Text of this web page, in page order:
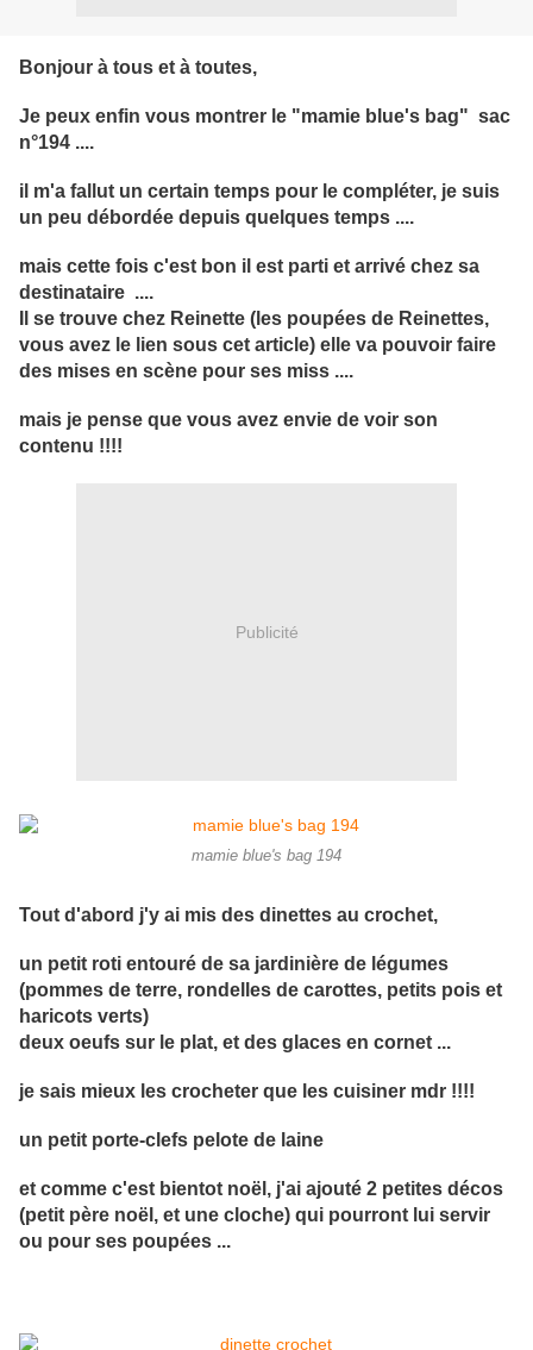
Bonjour à tous et à toutes,
Je peux enfin vous montrer le "mamie blue's bag" sac
n°194 ....
il m'a fallut un certain temps pour le compléter, je suis
un peu débordée depuis quelques temps ....
mais cette fois c'est bon il est parti et arrivé chez sa
destinataire ....
Il se trouve chez Reinette (les poupées de Reinettes,
vous avez le lien sous cet article) elle va pouvoir faire
des mises en scène pour ses miss ....
mais je pense que vous avez envie de voir son
contenu !!!!
Publicité
mamie blue's bag 194
Tout d'abord j'y ai mis des dinettes au crochet,
un petit roti entouré de sa jardinière de légumes
(pommes de terre, rondelles de carottes, petits pois et
haricots verts)
deux oeufs sur le plat, et des glaces en cornet ...
je sais mieux les crocheter que les cuisiner mdr !!!!
un petit porte-clefs pelote de laine
et comme c'est bientot noël, j'ai ajouté 2 petites décos
(petit père noël, et une cloche) qui pourront lui servir
ou pour ses poupées ...